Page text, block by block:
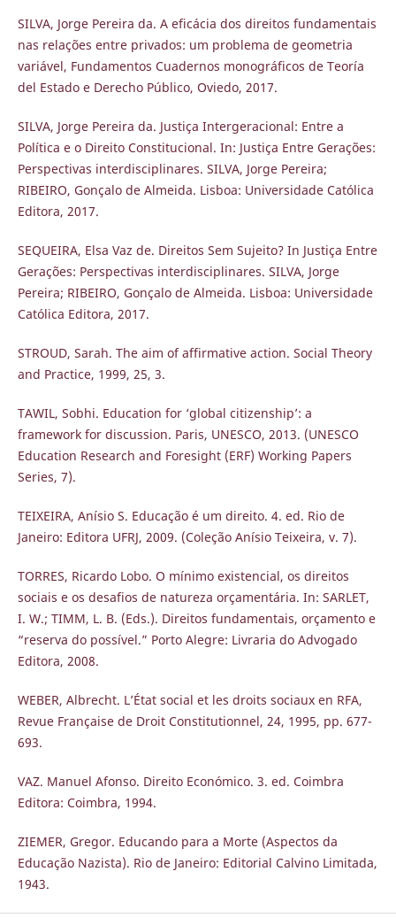
SILVA, Jorge Pereira da. A eficácia dos direitos fundamentais
nas relações entre privados: um problema de geometria
variável, Fundamentos Cuadernos monográficos de Teoría
del Estado e Derecho Público, Oviedo, 2017.
SILVA, Jorge Pereira da. Justiça Intergeracional: Entre a
Política e o Direito Constitucional. In: Justiça Entre Gerações:
Perspectivas interdisciplinares. SILVA, Jorge Pereira;
RIBEIRO, Gonçalo de Almeida. Lisboa: Universidade Católica
Editora, 2017.
SEQUEIRA, Elsa Vaz de. Direitos Sem Sujeito? In Justiça Entre
Gerações: Perspectivas interdisciplinares. SILVA, Jorge
Pereira; RIBEIRO, Gonçalo de Almeida. Lisboa: Universidade
Católica Editora, 2017.
STROUD, Sarah. The aim of affirmative action. Social Theory
and Practice, 1999, 25, 3.
TAWIL, Sobhi. Education for ‘global citizenship’: a
framework for discussion. Paris, UNESCO, 2013. (UNESCO
Education Research and Foresight (ERF) Working Papers
Series, 7).
TEIXEIRA, Anísio S. Educação é um direito. 4. ed. Rio de
Janeiro: Editora UFRJ, 2009. (Coleção Anísio Teixeira, v. 7).
TORRES, Ricardo Lobo. O mínimo existencial, os direitos
sociais e os desafios de natureza orçamentária. In: SARLET,
I. W.; TIMM, L. B. (Eds.). Direitos fundamentais, orçamento e
“reserva do possível.” Porto Alegre: Livraria do Advogado
Editora, 2008.
WEBER, Albrecht. L’État social et les droits sociaux en RFA,
Revue Française de Droit Constitutionnel, 24, 1995, pp. 677-
693.
VAZ. Manuel Afonso. Direito Económico. 3. ed. Coimbra
Editora: Coimbra, 1994.
ZIEMER, Gregor. Educando para a Morte (Aspectos da
Educação Nazista). Rio de Janeiro: Editorial Calvino Limitada,
1943.